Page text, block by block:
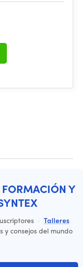
Y
· Talleres
y consejos del mundo